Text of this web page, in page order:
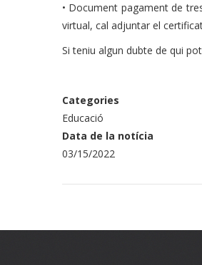
• Document pagament de
virtual, cal adjuntar el
Si teniu algun dubte de qui
Categories
Educació
Data de la notícia
03/15/2022